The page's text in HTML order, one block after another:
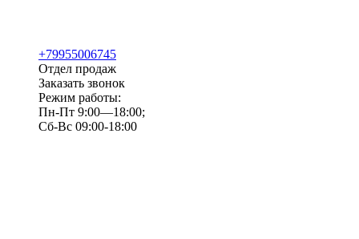
+79955006745
Отдел продаж
Заказать звонок
Режим работы:
Пн-Пт 9:00—18:00;
Сб-Вс 09:00-18:00